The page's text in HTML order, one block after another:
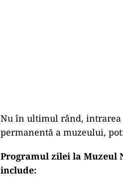
Nu în ultimul rând, intrarea
permanentă a muzeului,
Programul zilei la Muzeul
include: